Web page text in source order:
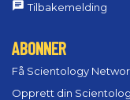
Tilbakemelding
ABONNER
Få Scientology
Opprett din